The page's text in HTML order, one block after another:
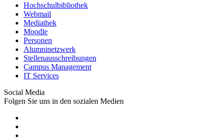
Hochschulbibliothek
Webmail
Mediathek
Moodle
Personen
Alumninetzwerk
Stellenausschreibungen
Campus Management
IT Services
Social Media
Folgen Sie uns in den sozialen Medien